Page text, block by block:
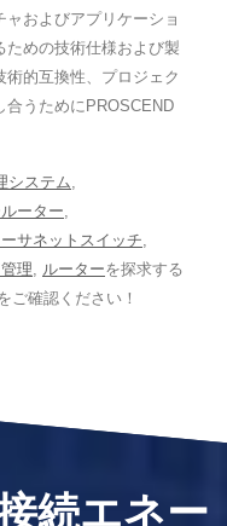
およびアプリケーショ
ための技術仕様および製
的互換性、プロジェク
合うためにPROSCEND
システム,
ーター,
サネットスイッチ,
理, ルーターを探求する
ご確認ください！
続エネー